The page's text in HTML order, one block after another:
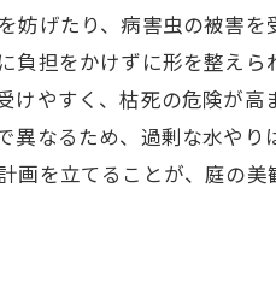
妨げたり、病害虫の被害
負担をかけずに形を整え
けやすく、枯死の危険が
異なるため、過剰な水や
画を立てることが、庭の